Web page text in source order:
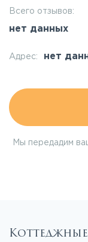
Всего отзывов:
нет данных
Адрес: нет
Мы передадим